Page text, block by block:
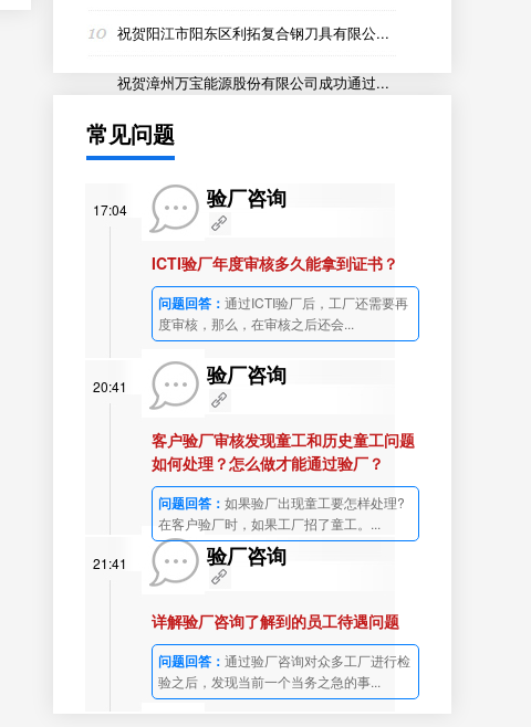
祝贺阳江市阳东区利拓复合钢刀具有限公...
祝贺漳州万宝能源股份有限公司成功通过...
常见问题
17:04 验厂咨询
ICTI验厂年度审核多久能拿到证书？
问题回答：通过ICTI验厂后，工厂还需要再
度审核，那么，在审核之后还会...
20:41 验厂咨询
客户验厂审核发现童工和历史童工问题
如何处理？怎么做才能通过验厂？
问题回答：如果验厂出现童工要怎样处理?
在客户验厂时，如果工厂招了童工。...
21:41 验厂咨询
详解验厂咨询了解到的员工待遇问题
问题回答：通过验厂咨询对众多工厂进行检
验之后，发现当前一个当务之急的事...